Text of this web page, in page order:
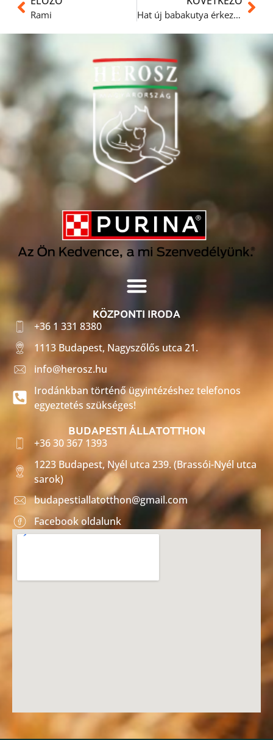
Rami Hat új babakutya érkezett hétvégén
KÖZPONTI IRODA
+36 1 331 8380
1113 Budapest, Nagyszőlős utca 21.
info@herosz.hu
Irodánkban történő ügyintézéshez telefonos
egyeztetés szükséges!
BUDAPESTI ÁLLATOTTHON
+36 30 367 1393
1223 Budapest, Nyél utca 239. (Brassói-Nyél utca
sarok)
budapestiallatotthon@gmail.com
Facebook oldalunk